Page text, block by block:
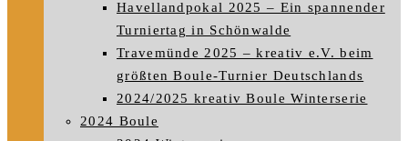
Havellandpokal 2025 – Ein spannender
Turniertag in Schönwalde
Travemünde 2025 – kreativ e.V. beim
größten Boule-Turnier Deutschlands
2024/2025 kreativ Boule Winterserie
2024 Boule